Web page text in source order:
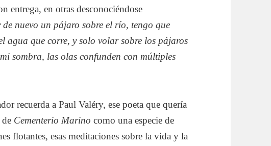
entrega, en otras desconociéndose
de nuevo un pájaro sobre el río, tengo que
agua que corre, y solo volar sobre los pájaros
sombra, las olas confunden con múltiples
recuerda a Paul Valéry, ese poeta que quería
Cementerio Marino como una especie de
flotantes, esas meditaciones sobre la vida y la